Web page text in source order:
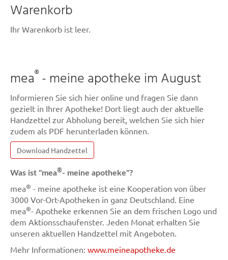
Warenkorb
Ihr Warenkorb ist leer.
mea® - meine apotheke im August
Informieren Sie sich hier online und fragen Sie dann
gezielt in Ihrer Apotheke! Dort liegt auch der aktuelle
Handzettel zur Abholung bereit, welchen Sie sich hier
zudem als PDF herunterladen können.
Download Handzettel
Was ist "mea®- meine apotheke"?
mea® - meine apotheke ist eine Kooperation von über
3000 Vor-Ort-Apotheken in ganz Deutschland. Eine
mea®- Apotheke erkennen Sie an dem frischen Logo und
dem Aktionsschaufenster. Jeden Monat erhalten Sie
unseren aktuellen Handzettel mit Angeboten.
Mehr Informationen: www.meineapotheke.de